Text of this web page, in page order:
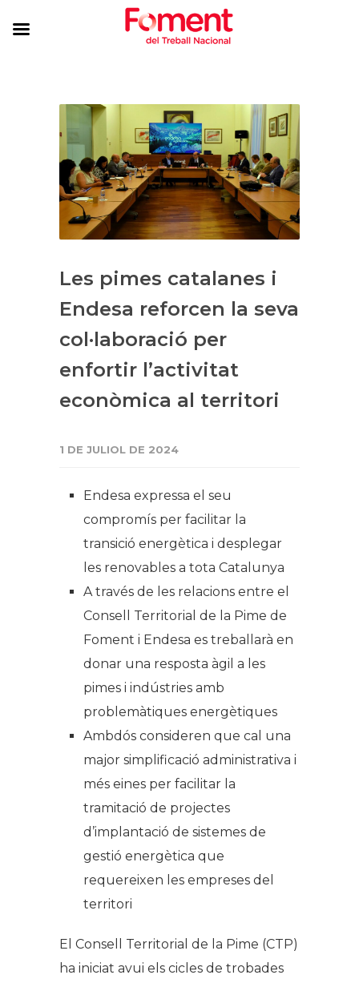
Les pimes catalanes i
Endesa reforcen la seva
col·laboració per
enfortir l’activitat
econòmica al territori
1 DE JULIOL DE 2024
Endesa expressa el seu
compromís per facilitar la
transició energètica i desplegar
les renovables a tota Catalunya
A través de les relacions entre el
Consell Territorial de la Pime de
Foment i Endesa es treballarà en
donar una resposta àgil a les
pimes i indústries amb
problemàtiques energètiques
Ambdós consideren que cal una
major simplificació administrativa i
més eines per facilitar la
tramitació de projectes
d’implantació de sistemes de
gestió energètica que
requereixen les empreses del
territori
El Consell Territorial de la Pime (CTP)
ha iniciat avui els cicles de trobades